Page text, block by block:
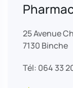
25 Avenue
7130 Binche
Tél: 064 33